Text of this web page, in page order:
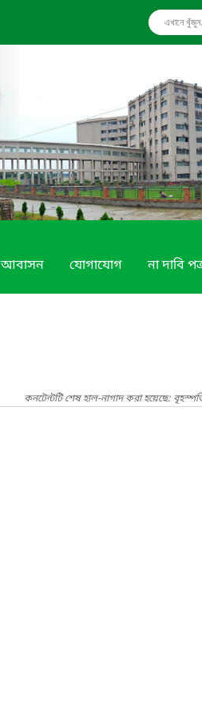
আবাসন যোগাযোগ না দাবি
কনটেন্টটি শেষ হাল-নাগাদ করা হয়েছে: